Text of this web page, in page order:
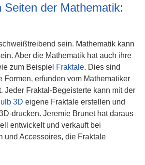
Seiten der Mathematik:
sein. Mathematik kann
Aber die Mathematik hat auch ihre
zum Beispiel Fraktale. Dies sind
Formen, erfunden vom Mathematiker
Jeder Fraktal-Begeisterte kann mit der
3D eigene Fraktale erstellen und
drucken. Jeremie Brunet hat daraus
entwickelt und verkauft bei
und Accessoires, die Fraktale